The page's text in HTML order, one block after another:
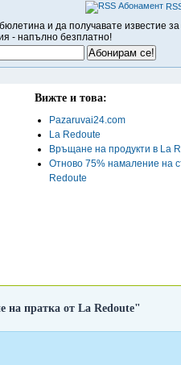
и да получавате известие за
- напълно безплатно!
Вижте и това:
Pazaruvai24.com
La Redoute
Връщане на продукти в La
Отново 75% намаление на
Redoute
на пратка от La Redoute"